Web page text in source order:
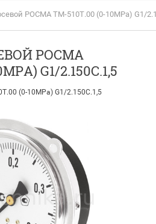
РОСМА ТМ-510Т.00 (0-10МРа) G1/
РОСМА
G1/2.150С.1,5
(0-10МРа) G1/2.150С.1,5